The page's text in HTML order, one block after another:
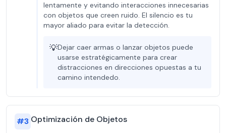
lentamente y evitando interacciones innecesarias
con objetos que creen ruido. El silencio es tu
mayor aliado para evitar la detección.
💡Dejar caer armas o lanzar objetos puede
usarse estratégicamente para crear
distracciones en direcciones opuestas a tu
camino intendedo.
#3 Optimización de Objetos